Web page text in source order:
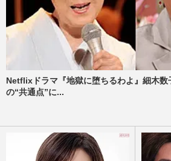
Netflixドラマ『地獄に堕ちるわよ』細木数
の“共通点”に...